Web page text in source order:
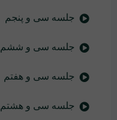
جلسه سی و پنجم
جلسه سی و ششم
جلسه سی و هفتم
جلسه سی و هشتم